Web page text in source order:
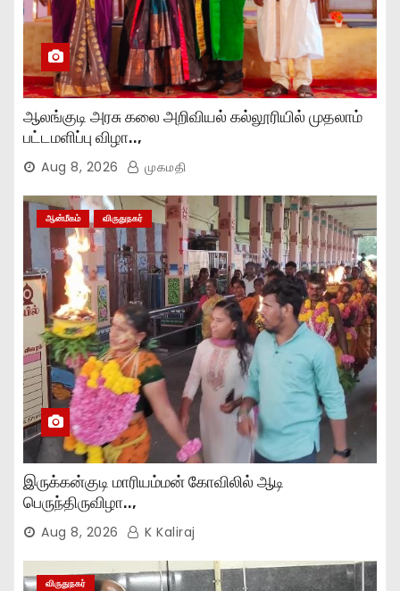
ஆலங்குடி அரசு கலை அறிவியல் கல்லூரியில் முதலாம்
பட்டமளிப்பு விழா..,
Aug 8, 2026 முகமதி
ஆன்மீகம் விருதுநகர்
இருக்கன்குடி மாரியம்மன் கோவிலில் ஆடி
பெருந்திருவிழா..,
Aug 8, 2026 K Kaliraj
விருதுநகர்